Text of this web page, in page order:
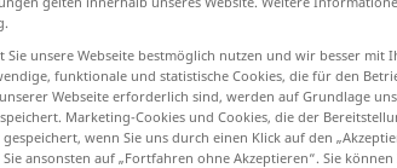
Sie unsere Webseite bestmöglich nutzen und wir besser mit
funktionale und statistische Cookies, die für den
Webseite erforderlich sind, werden auf Grundlage
Marketing-Cookies und Cookies, die der
wenn Sie uns durch einen Klick auf den
ansonsten auf „Fortfahren ohne Akzeptieren“. Sie